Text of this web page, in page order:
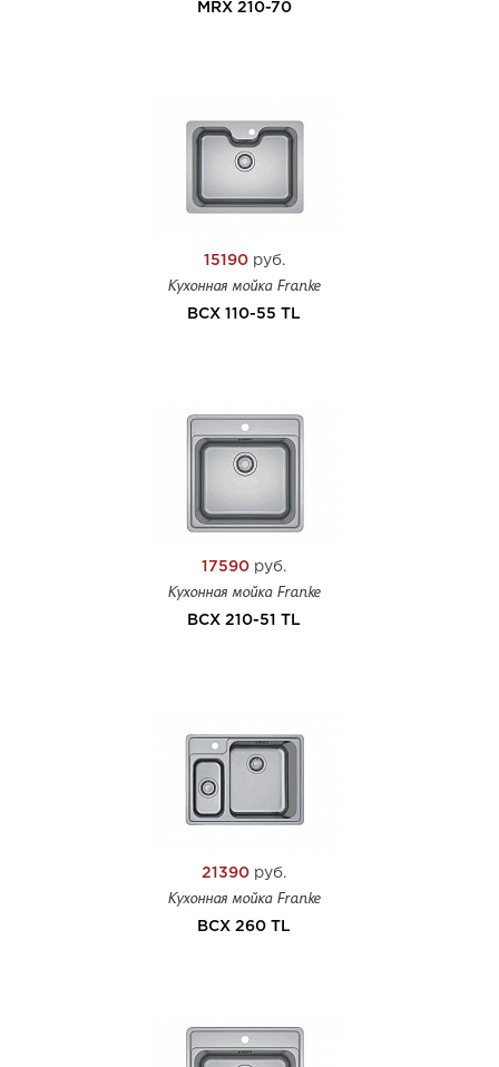
MRX 210-70
15190руб.
Кухонная мойка Franke
BCX 110-55 TL
17590 руб.
Кухонная мойка Franke
BCX 210-51 TL
21390 руб.
Кухонная мойка Franke
BCX 260 TL